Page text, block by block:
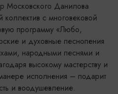
Московского Данилова
с многовековой
программу «Любо,
и духовные песнопения
народными песнями и
высокому мастерству и
исполнения – подарит
и воодушевление.